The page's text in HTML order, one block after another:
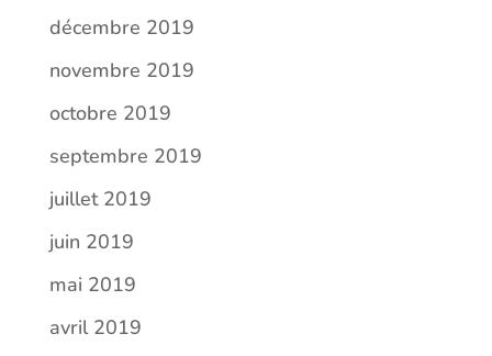
décembre 2019
novembre 2019
octobre 2019
septembre 2019
juillet 2019
juin 2019
mai 2019
avril 2019